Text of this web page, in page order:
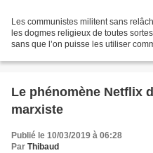
Les communistes militent sans
les dogmes religieux de toutes
sans que l’on puisse les utiliser
Le phénomène Netflix
marxiste
Publié le 10/03/2019 à 06:28
Par Thibaud